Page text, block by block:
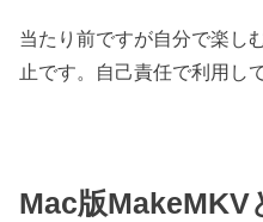
当たり前ですが自分で楽し
止です。自己責任で利用し
Mac版MakeMKV